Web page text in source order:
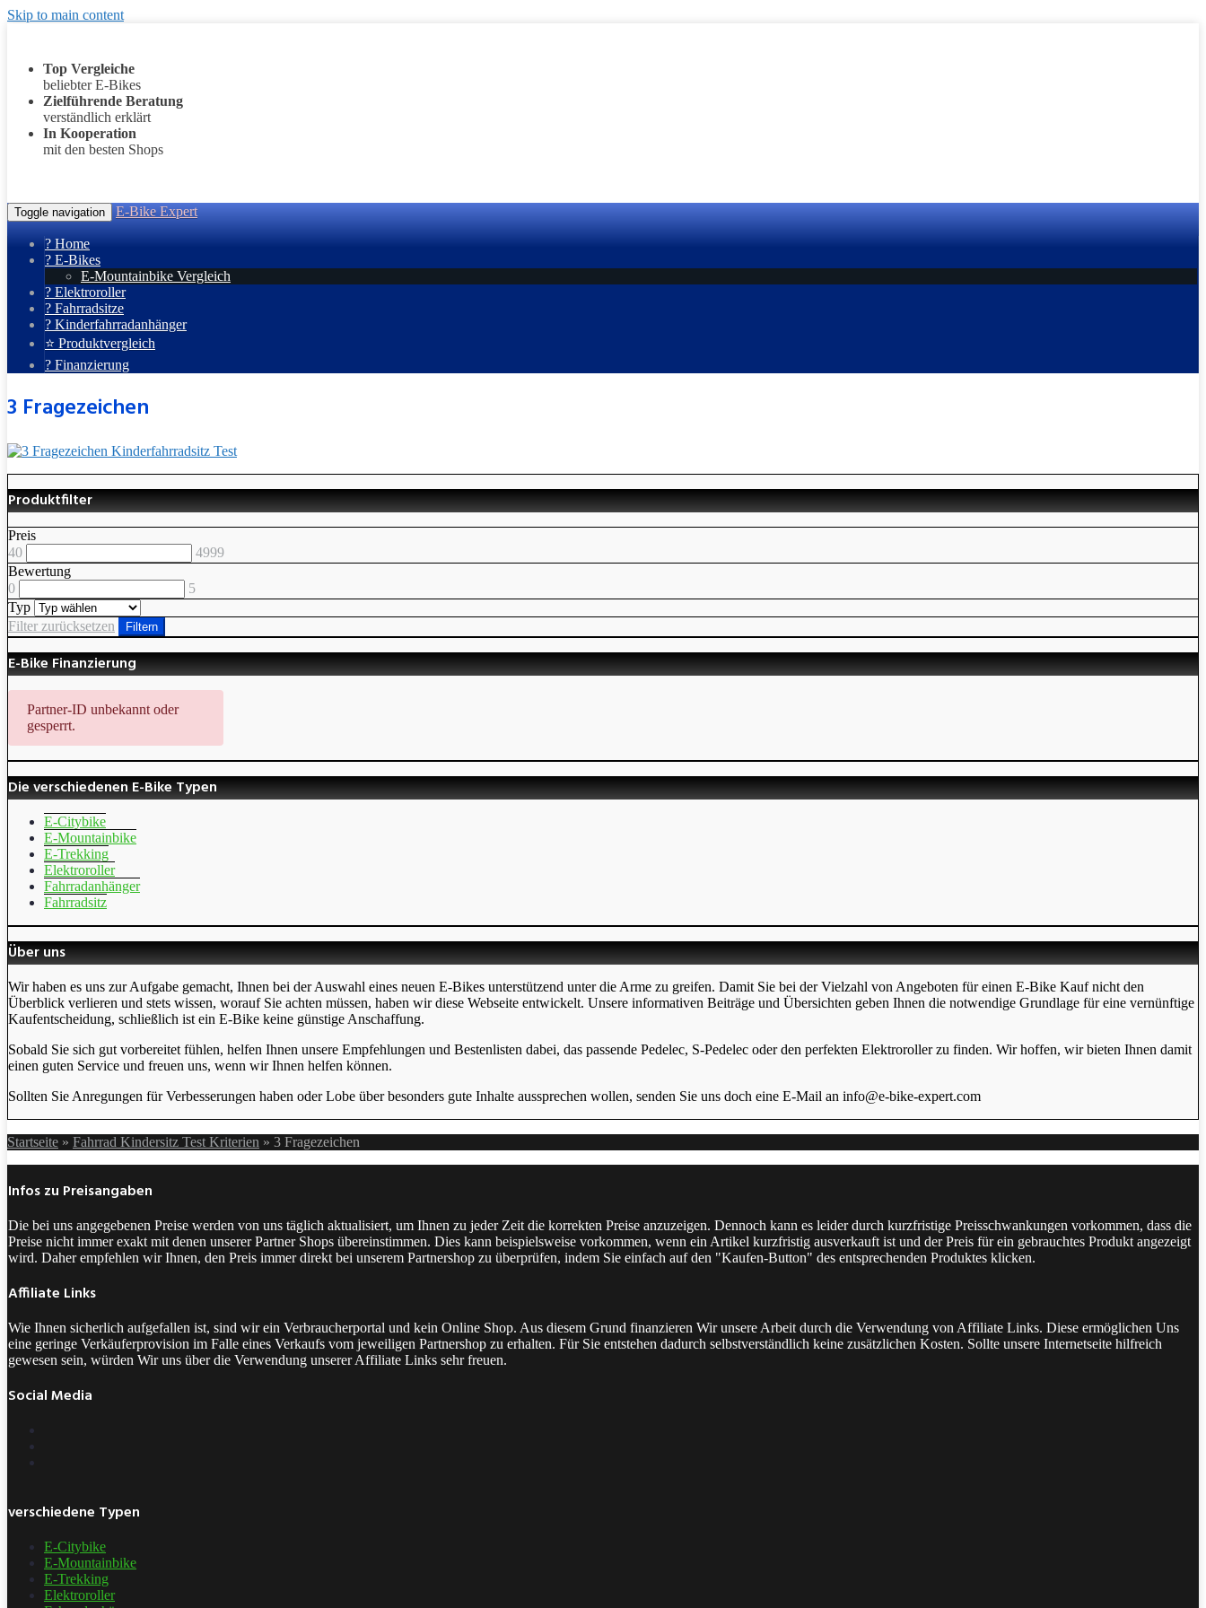
Skip to main content
Top Vergleiche
beliebter E-Bikes
Zielführende Beratung
verständlich erklärt
In Kooperation
mit den besten Shops
Toggle navigation E-Bike Expert
? Home
? E-Bikes
E-Mountainbike Vergleich
? Elektroroller
? Fahrradsitze
? Kinderfahrradanhänger
⭐ Produktvergleich
? Finanzierung
3 Fragezeichen
Produktfilter
Preis
40
4999
Bewertung
0
5
Typ
Filter zurücksetzen
Filtern
E-Bike Finanzierung
Partner-ID unbekannt oder
gesperrt.
Die verschiedenen E-Bike Typen
E-Citybike
E-Mountainbike
E-Trekking
Elektroroller
Fahrradanhänger
Fahrradsitz
Über uns
Wir haben es uns zur Aufgabe gemacht, Ihnen bei der Auswahl eines neuen E-Bikes unterstützend unter die Arme zu greifen. Damit Sie bei der Vielzahl von Angeboten für einen E-Bike Kauf nicht den
Überblick verlieren und stets wissen, worauf Sie achten müssen, haben wir diese Webseite entwickelt. Unsere informativen Beiträge und Übersichten geben Ihnen die notwendige Grundlage für eine vernünftige
Kaufentscheidung, schließlich ist ein E-Bike keine günstige Anschaffung.
Sobald Sie sich gut vorbereitet fühlen, helfen Ihnen unsere Empfehlungen und Bestenlisten dabei, das passende Pedelec, S-Pedelec oder den perfekten Elektroroller zu finden. Wir hoffen, wir bieten Ihnen damit
einen guten Service und freuen uns, wenn wir Ihnen helfen können.
Sollten Sie Anregungen für Verbesserungen haben oder Lobe über besonders gute Inhalte aussprechen wollen, senden Sie uns doch eine E-Mail an info@e-bike-expert.com
Startseite » Fahrrad Kindersitz Test Kriterien » 3 Fragezeichen
Infos zu Preisangaben
Die bei uns angegebenen Preise werden von uns täglich aktualisiert, um Ihnen zu jeder Zeit die korrekten Preise anzuzeigen. Dennoch kann es leider durch kurzfristige Preisschwankungen vorkommen, dass die
Preise nicht immer exakt mit denen unserer Partner Shops übereinstimmen. Dies kann beispielsweise vorkommen, wenn ein Artikel kurzfristig ausverkauft ist und der Preis für ein gebrauchtes Produkt angezeigt
wird. Daher empfehlen wir Ihnen, den Preis immer direkt bei unserem Partnershop zu überprüfen, indem Sie einfach auf den "Kaufen-Button" des entsprechenden Produktes klicken.
Affiliate Links
Wie Ihnen sicherlich aufgefallen ist, sind wir ein Verbraucherportal und kein Online Shop. Aus diesem Grund finanzieren Wir unsere Arbeit durch die Verwendung von Affiliate Links. Diese ermöglichen Uns
eine geringe Verkäuferprovision im Falle eines Verkaufs vom jeweiligen Partnershop zu erhalten. Für Sie entstehen dadurch selbstverständlich keine zusätzlichen Kosten. Sollte unsere Internetseite hilfreich
gewesen sein, würden Wir uns über die Verwendung unserer Affiliate Links sehr freuen.
Social Media
verschiedene Typen
E-Citybike
E-Mountainbike
E-Trekking
Elektroroller